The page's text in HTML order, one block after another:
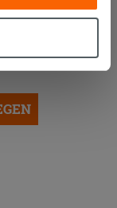
mehr wissen
einigen
Surfen erst
fortsetzen.